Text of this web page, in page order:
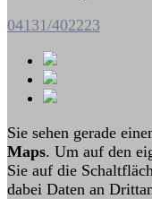
04131/402223
Sie sehen gerade
Maps. Um auf den
Sie auf die
dabei Daten an